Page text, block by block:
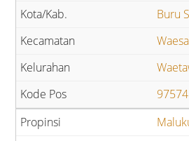
Buru
97574